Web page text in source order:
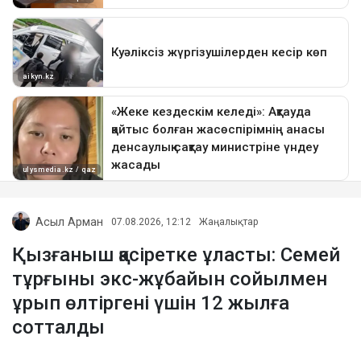
Асыл Арман 07.08.2026, 12:12 Жаңалықтар
Қызғаныш қасіретке ұласты: Семей
тұрғыны экс-жұбайын сойылмен
ұрып өлтіргені үшін 12 жылға
сотталды